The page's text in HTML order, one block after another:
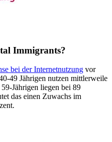
Immigrants?
bei der Internetnutzung vor
49 Jährigen nutzen mittlerweile
Jährigen liegen bei 89
das einen Zuwachs im